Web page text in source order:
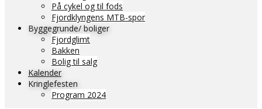
På cykel og til fods
Fjordklyngens MTB-spor
Byggegrunde/ boliger
Fjordglimt
Bakken
Bolig til salg
Kalender
Kringlefesten
Program 2024